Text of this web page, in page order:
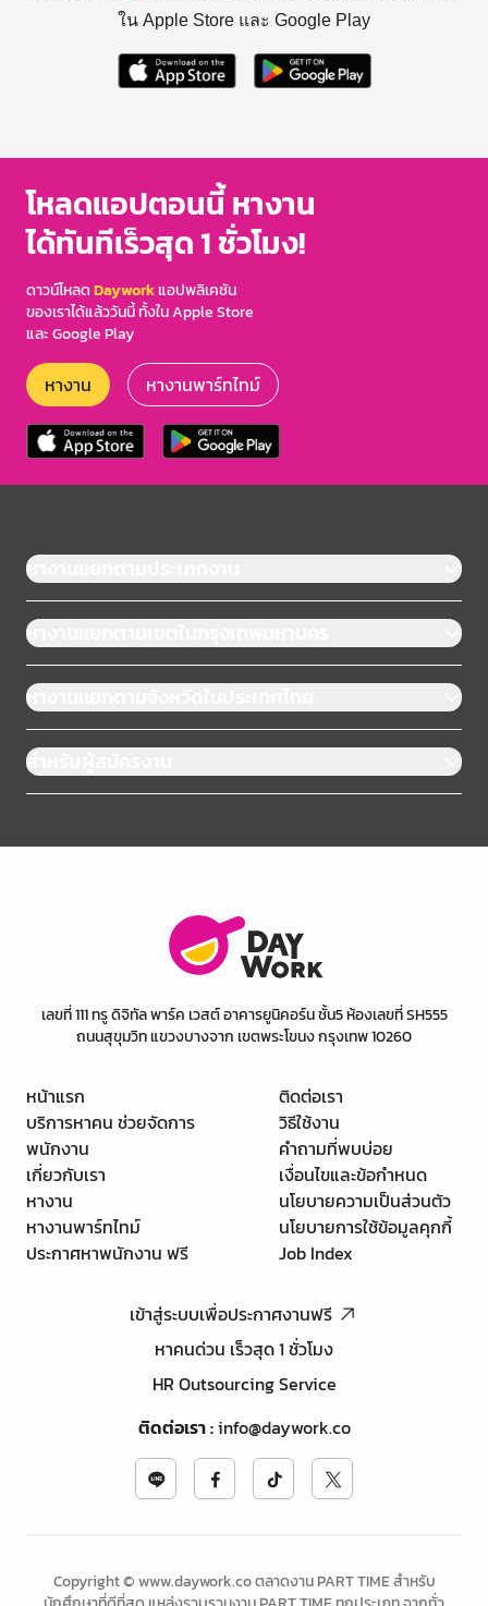
ใน Apple Store และ Google Play
โหลดแอปตอนนี้ หางาน
ได้ทันทีเร็วสุด 1 ชั่วโมง!
ดาวน์โหลดDayworkแอปพลิเคชัน
ของเราได้แล้ววันนี้ ทั้งใน Apple Store
และ Google Play
หางาน หางานพาร์ทไทม์
หางานแยกตามประเภทงาน
หางานแยกตามเขตในกรุงเทพมหานคร
หางานแยกตามจังหวัดในประเทศไทย
สำหรับผู้สมัครงาน
เลขที่ 111 ทรู ดิจิทัล พาร์ค เวสต์ อาคารยูนิคอร์น ชั้น5 ห้องเลขที่ SH555
ถนนสุขุมวิท แขวงบางจาก เขตพระโขนง กรุงเทพ 10260
หน้าแรก
บริการหาคน ช่วยจัดการ
พนักงาน
เกี่ยวกับเรา
หางาน
หางานพาร์ทไทม์
ประกาศหาพนักงาน ฟรี
ติดต่อเรา
วิธีใช้งาน
คำถามที่พบบ่อย
เงื่อนไขและข้อกำหนด
นโยบายความเป็นส่วนตัว
นโยบายการใช้ข้อมูลคุกกี้
Job Index
เข้าสู่ระบบเพื่อประกาศงานฟรี
หาคนด่วน เร็วสุด 1 ชั่วโมง
HR Outsourcing Service
ติดต่อเรา:info@daywork.co
Copyright © www.daywork.co ตลาดงาน PART TIME สำหรับ